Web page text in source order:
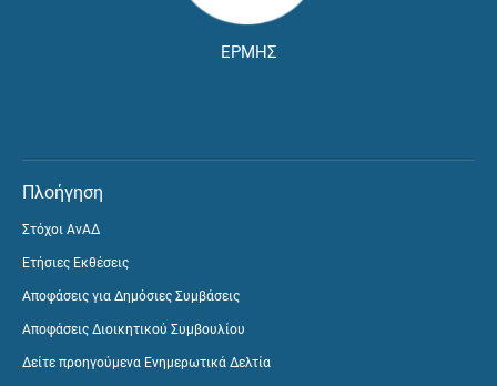
ΕΡΜΗΣ
Πλοήγηση
Στόχοι ΑνΑΔ
Ετήσιες Εκθέσεις
Αποφάσεις για Δημόσιες Συμβάσεις
Αποφάσεις Διοικητικού Συμβουλίου
Δείτε προηγούμενα Ενημερωτικά Δελτία